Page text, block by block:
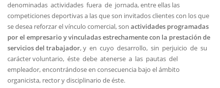
denominadas actividades fuera de jornada, entre ellas las
competiciones deportivas a las que son invitados clientes con los que
se desea reforzar el vínculo comercial, son actividades programadas
por el empresario y vinculadas estrechamente con la prestación de
servicios del trabajador, y en cuyo desarrollo, sin perjuicio de su
carácter voluntario, éste debe atenerse a las pautas del
empleador, encontrándose en consecuencia bajo el ámbito
organicista, rector y disciplinario de éste.